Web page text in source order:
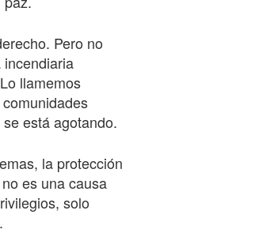
Pero no
llamemos
está agotando.
la protección
es una causa
solo